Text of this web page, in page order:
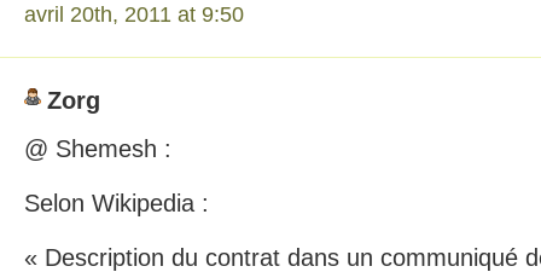
avril 20th, 2011 at 9:50
Zorg
@ Shemesh :
Selon Wikipedia :
« Description du contrat dans un communiqué